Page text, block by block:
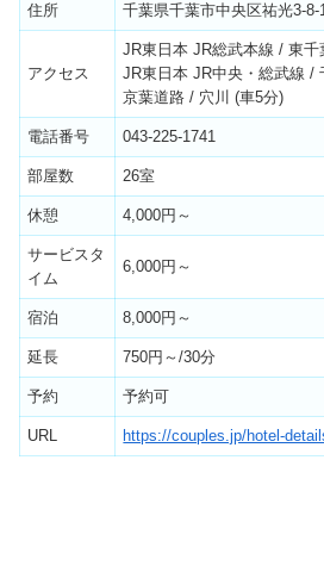
住所 千葉県千葉市中央区祐光3-8-
アクセス
JR東日本 JR総武本線 / 東
JR東日本 JR中央・総武線 /
京葉道路 / 穴川 (車5分)
電話番号 043-225-1741
部屋数 26室
休憩 4,000円～
サービスタ
イム
6,000円～
宿泊 8,000円～
延長 750円～/30分
予約 予約可
URL https://couples.jp/hotel-